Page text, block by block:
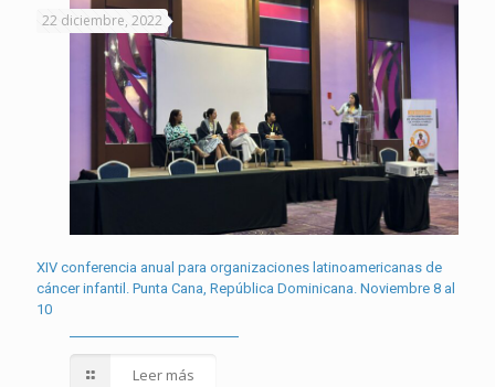
22 diciembre, 2022
XIV conferencia anual para organizaciones latinoamericanas de
cáncer infantil. Punta Cana, República Dominicana. Noviembre 8 al
10
Leer más